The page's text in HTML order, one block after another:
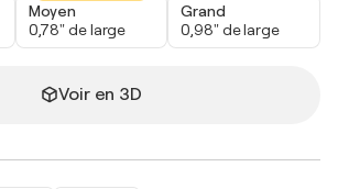
Moyen
0,78" de large
Grand
0,98" de large
Voir en 3D